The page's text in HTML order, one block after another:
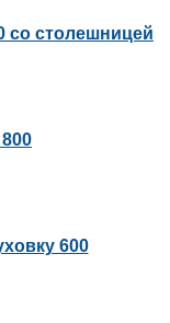
со столешницей
600